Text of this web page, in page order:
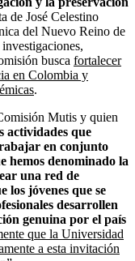
de José Celestino
del Nuevo Reino de
busca fortalecer
en Colombia y
.
Mutis y quien
actividades que
en conjunto
hemos denominado la
una red de
los jóvenes que se
desarrollen
genuina por el país
que la Universidad
a esta invitación